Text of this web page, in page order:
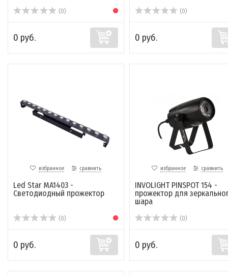
(0)
0 руб.
(0)
0 руб.
избранное сравнить
Led Star MA1403 -
Светодиодный прожектор
(0)
0 руб.
избранное сравнить
INVOLIGHT PINSPOT 154 -
прожектор для
шара
(0)
0 руб.